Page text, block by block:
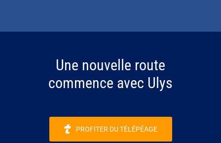
Une nouvelle route
commence avec Ulys
PROFITER DU TÉLÉPÉAGE